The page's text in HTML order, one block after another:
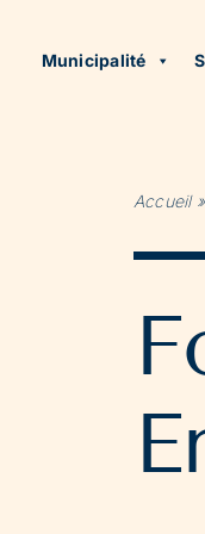
Municipalité
Accueil»